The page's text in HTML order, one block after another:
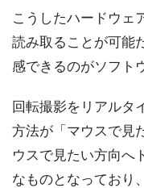
こうしたハードウェ
読み取ることが可能
感できるのがソフト
回転撮影をリアルタ
方法が「マウスで見
ウスで見たい方向へ
なものとなっており